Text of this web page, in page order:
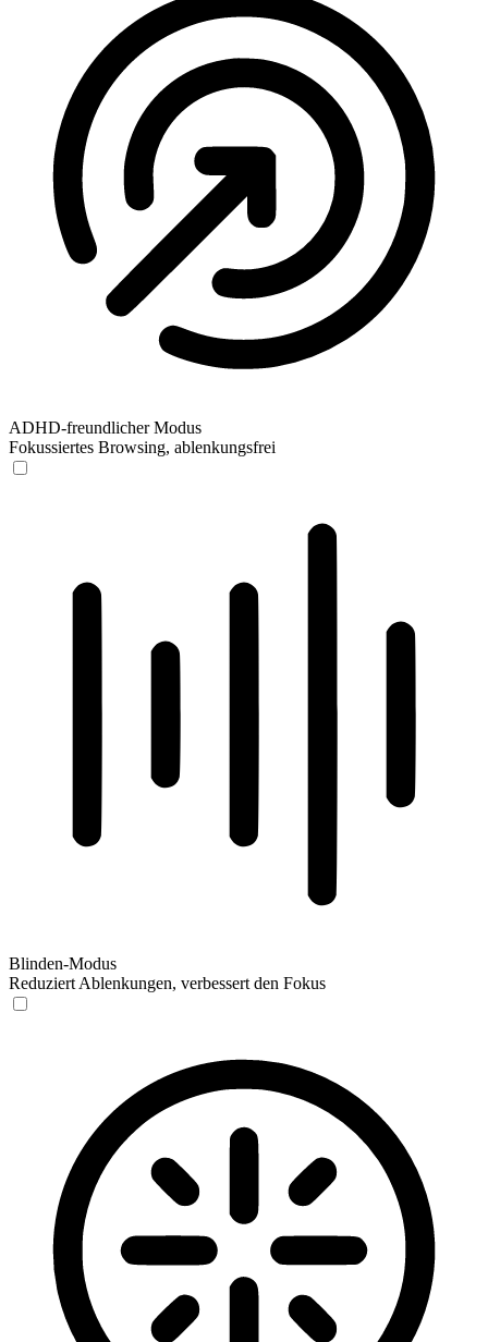
ADHD-freundlicher Modus
Fokussiertes Browsing, ablenkungsfrei
Blinden-Modus
Reduziert Ablenkungen, verbessert den Fokus